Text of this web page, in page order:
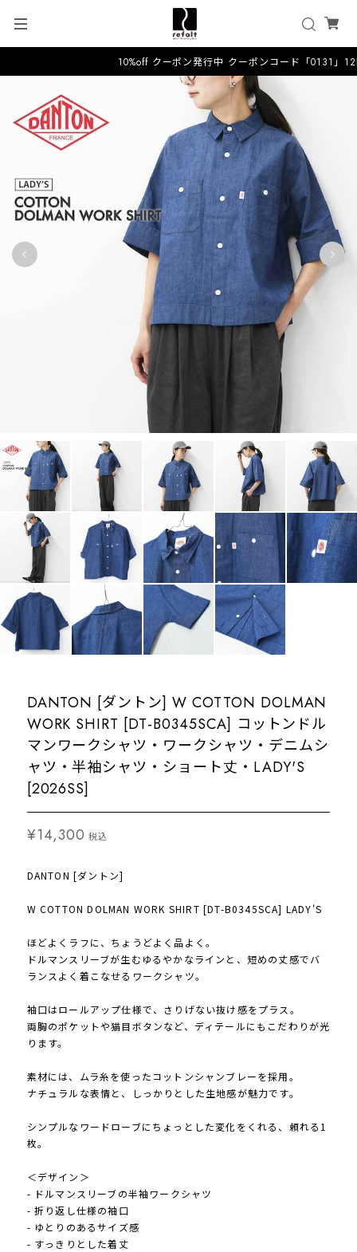
10%off クーポン発行中 クーポンコード「0131」
DANTON [ダントン] W COTTON DOLMAN
WORK SHIRT [DT-B0345SCA] コットンドル
マンワークシャツ・ワークシャツ・デニムシ
ャツ・半袖シャツ・ショート丈・LADY'S
[2026SS]
¥14,300 税込
DANTON [ダントン]
W COTTON DOLMAN WORK SHIRT [DT-B0345SCA] LADY'S
ほどよくラフに、ちょうどよく品よく。
ドルマンスリーブが生むゆるやかなラインと、短めの丈感でバ
ランスよく着こなせるワークシャツ。
袖口はロールアップ仕様で、さりげない抜け感をプラス。
両胸のポケットや猫目ボタンなど、ディテールにもこだわりが光
ります。
素材には、ムラ糸を使ったコットンシャンブレーを採用。
ナチュラルな表情と、しっかりとした生地感が魅力です。
シンプルなワードローブにちょっとした変化をくれる、頼れる1
枚。
＜デザイン＞
- ドルマンスリーブの半袖ワークシャツ
- 折り返し仕様の袖口
- ゆとりのあるサイズ感
- すっきりとした着丈